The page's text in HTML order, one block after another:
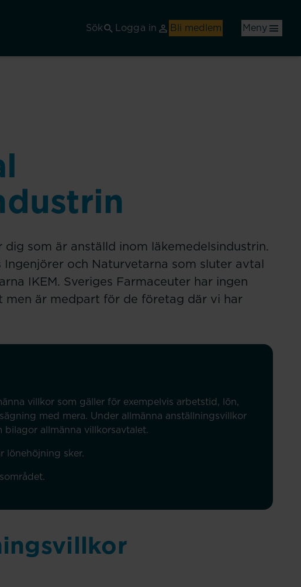
Sök
Logga in Bli medlem Meny
som är anställd inom läkemedelsindustrin.
och Naturvetarna som sluter avtal
IKEM. Sveriges Farmaceuter har ingen
är medpart för de företag där vi har
villkor som gäller för exempelvis arbetstid, lön,
med mera. Under allmänna anställningsvillkor
allmänna villkorsavtalet.
lönehöjning sker.